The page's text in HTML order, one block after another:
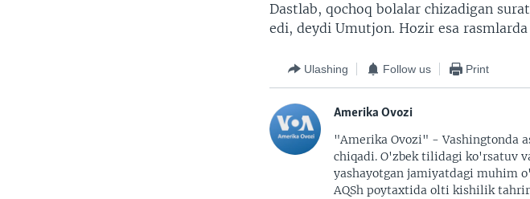
Dastlab, qochoq bolalar chizadigan
edi, deydi Umutjon. Hozir esa
Ulashing Follow us Print
Amerika Ovozi
"Amerika Ovozi" - Vashingtonda
chiqadi. O'zbek tilidagi ko'rsatuv
yashayotgan jamiyatdagi muhim
AQSh poytaxtida olti kishilik